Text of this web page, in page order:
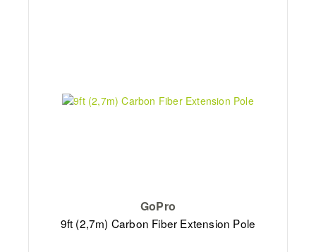
GoPro
9ft (2,7m) Carbon Fiber Extension Pole